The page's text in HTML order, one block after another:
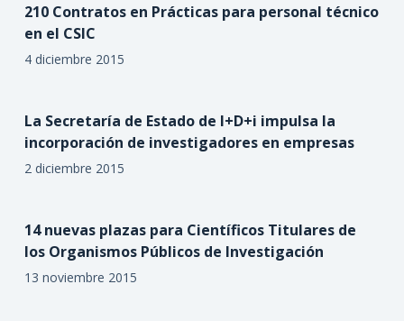
210 Contratos en Prácticas para personal técnico
en el CSIC
4 diciembre 2015
La Secretaría de Estado de I+D+i impulsa la
incorporación de investigadores en empresas
2 diciembre 2015
14 nuevas plazas para Científicos Titulares de
los Organismos Públicos de Investigación
13 noviembre 2015